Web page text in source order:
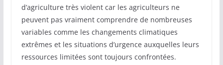
d’agriculture très violent car les agriculteurs ne
peuvent pas vraiment comprendre de nombreuses
variables comme les changements climatiques
extrêmes et les situations d’urgence auxquelles leurs
ressources limitées sont toujours confrontées.